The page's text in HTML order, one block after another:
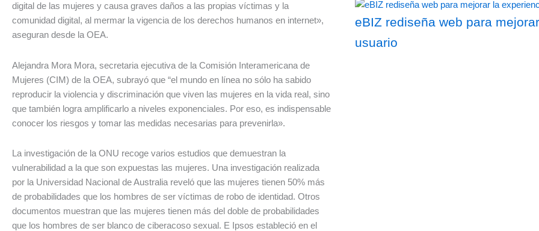
digital de las mujeres y causa graves daños a las propias víctimas y la
comunidad digital, al mermar la vigencia de los derechos humanos en internet»,
aseguran desde la OEA.
Alejandra Mora Mora, secretaria ejecutiva de la Comisión Interamericana de
Mujeres (CIM) de la OEA, subrayó que “el mundo en línea no sólo ha sabido
reproducir la violencia y discriminación que viven las mujeres en la vida real, sino
que también logra amplificarlo a niveles exponenciales. Por eso, es indispensable
conocer los riesgos y tomar las medidas necesarias para prevenirla».
La investigación de la ONU recoge varios estudios que demuestran la
vulnerabilidad a la que son expuestas las mujeres. Una investigación realizada
por la Universidad Nacional de Australia reveló que las mujeres tienen 50% más
de probabilidades que los hombres de ser víctimas de robo de identidad. Otros
documentos muestran que las mujeres tienen más del doble de probabilidades
que los hombres de ser blanco de ciberacoso sexual. E Ipsos estableció en el
eBIZ rediseña web para
usuario